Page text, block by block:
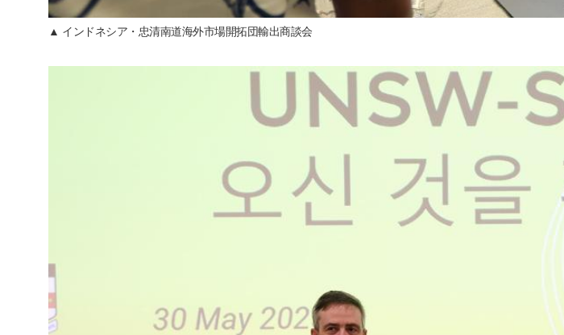
▲ インドネシア・忠清南道海外市場開拓団輸出商談会